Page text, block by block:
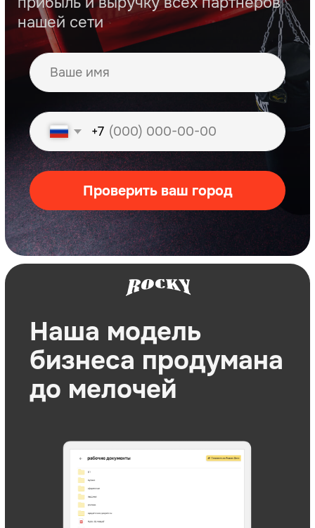
Франшиза, с
которой ты будешь
Готовая управленческая отчетность
(таблицы, P&L, Cash Flow)
Автоматизированный
и структурный
бизнес
Помогаем внедрить CRM и
эффективно работать с базой
клиентов
Регламенты и все формы
отчетности
— БЕЗ опыта работы в данной нише
— С поддержкой наших специалистов
— С клиентами и заполняемостью уже с
первого месяца
+7
ПОЛУЧИТЬ БИЗНЕС-ПЛАН